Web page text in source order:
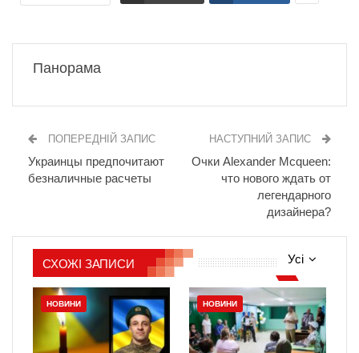
Панорама
ПОПЕРЕДНІЙ ЗАПИС
Украинцы предпочитают
безналичные расчеты
НАСТУПНИЙ ЗАПИС
Очки Alexander Mcqueen:
что нового ждать от
легендарного
дизайнера?
Усі
СХОЖІ ЗАПИСИ
НОВИНИ НОВИНИ